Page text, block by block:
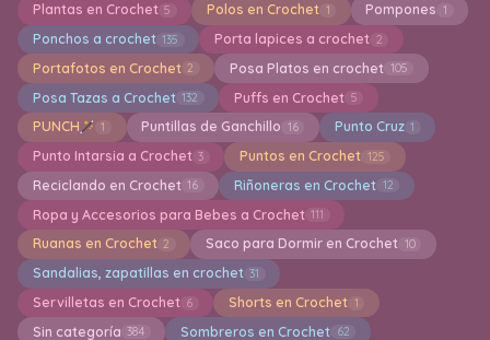
Plantas en Crochet 5 Polos en Crochet 1 Pompones 1
Ponchos a crochet 135 Porta lapices a crochet 2
Portafotos en Crochet 2 Posa Platos en crochet 105
Posa Tazas a Crochet 132 Puffs en Crochet 5
PUNCH 1 Puntillas de Ganchillo 16 Punto Cruz 1
Punto Intarsia a Crochet 3 Puntos en Crochet 125
Reciclando en Crochet 16 Riñoneras en Crochet 12
Ropa y Accesorios para Bebes a Crochet 111
Ruanas en Crochet 2 Saco para Dormir en Crochet 10
Sandalias, zapatillas en crochet 31
Servilletas en Crochet 6 Shorts en Crochet 1
Sin categoría 384 Sombreros en Crochet 62